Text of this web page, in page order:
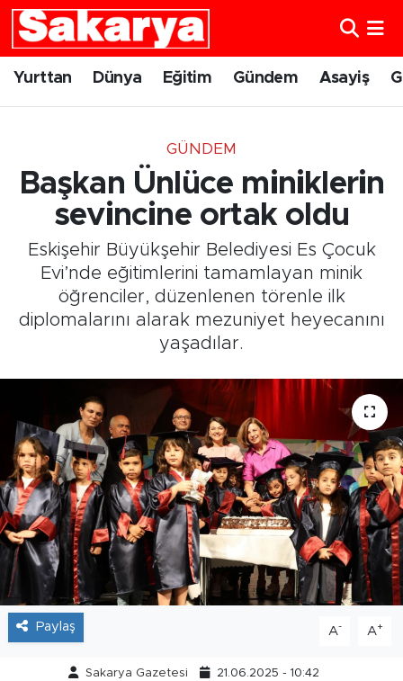
Yurttan Dünya Eğitim Gündem Asayiş
GÜNDEM
Başkan Ünlüce miniklerin
sevincine ortak oldu
Eskişehir Büyükşehir Belediyesi Es Çocuk
Evi’nde eğitimlerini tamamlayan minik
öğrenciler, düzenlenen törenle ilk
diplomalarını alarak mezuniyet heyecanını
yaşadılar.
Paylaş A- A+
Sakarya Gazetesi 21.06.2025 - 10:42
Yurttan
Gündem
Eskişehirspor
Spor
Tarihçe
Resmi İlanlar
Söyleşi
Foto Şaka
Teknoloji
Politika
Eskişehir Nöbetçi Eczaneler
Eskişehir Trafik Yoğunluk Haritası
Süper Lig Puan Durumu ve Fikstür
Tüm Manşetler
Son Dakika Haberleri